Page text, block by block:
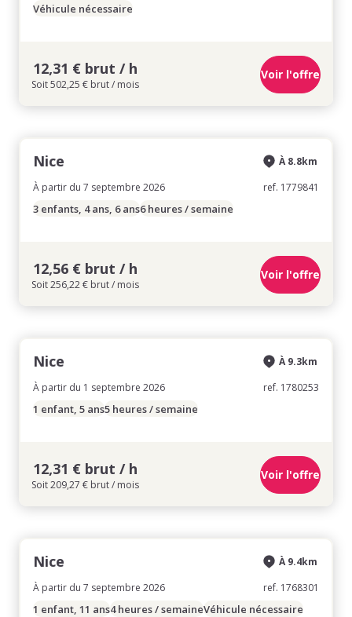
Véhicule nécessaire
12,31 € brut / h
Soit 502,25 € brut / mois
Voir l'offre
Nice
À partir du 7 septembre 2026
À 8.8km
ref. 1779841
3 enfants, 4 ans, 6 ans6 heures / semaine
12,56 € brut / h
Soit 256,22 € brut / mois
Voir l'offre
Nice
À partir du 1 septembre 2026
À 9.3km
ref. 1780253
1 enfant, 5 ans5 heures / semaine
12,31 € brut / h
Soit 209,27 € brut / mois
Voir l'offre
Nice
À partir du 7 septembre 2026
À 9.4km
ref. 1768301
1 enfant, 11 ans4 heures / semaineVéhicule nécessaire